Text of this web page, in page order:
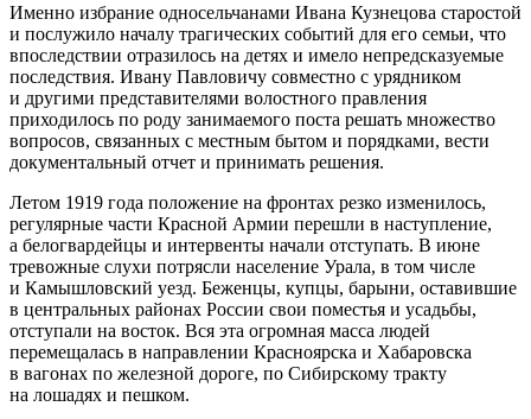
Именно избрание односельчанами Ивана Кузнецова старостой
и послужило началу трагических событий для его семьи, что
впоследствии отразилось на детях и имело непредсказуемые
последствия. Ивану Павловичу совместно с урядником
и другими представителями волостного правления
приходилось по роду занимаемого поста решать множество
вопросов, связанных с местным бытом и порядками, вести
документальный отчет и принимать решения.
Летом 1919 года положение на фронтах резко изменилось,
регулярные части Красной Армии перешли в наступление,
а белогвардейцы и интервенты начали отступать. В июне
тревожные слухи потрясли население Урала, в том числе
и Камышловский уезд. Беженцы, купцы, барыни, оставившие
в центральных районах России свои поместья и усадьбы,
отступали на восток. Вся эта огромная масса людей
перемещалась в направлении Красноярска и Хабаровска
в вагонах по железной дороге, по Сибирскому тракту
на лошадях и пешком.